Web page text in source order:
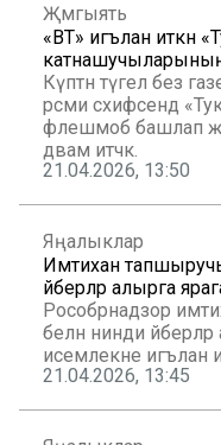
Җәмгыять
«ВТ» игълан иткән
Күптән түгел без
рәсми сәхифәсендә
флешмоб башлап
дәвам итәчәк.
21.04.2026, 13:50
Яңалыклар
Имтихан
әйберләр алырга
Рособрнадзор
белән нинди
исемлекне игълан
21.04.2026, 13:45